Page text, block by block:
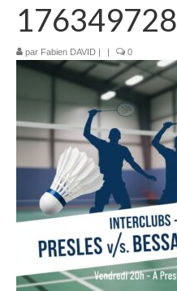
Le parabadminton
S’inscrire
Horaires
Tutoriels
Compétitions
Nos événements
Espace Adhérents
par Fabien DAVID | | 0